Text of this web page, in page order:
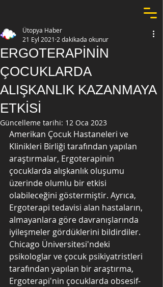
ERGOTERAPİNİN
ÇOCUKLARDA
ALIŞKANLIK KAZANMAYA
ETKİSİ
Ütopya Haber
21 Eyl 2021 2 dakikada okunur
Güncelleme tarihi: 12 Oca 2023
Amerikan Çocuk Hastaneleri ve
Klinikleri Birliği tarafından yapılan
araştırmalar, Ergoterapinin
çocuklarda alışkanlık oluşumu
üzerinde olumlu bir etkisi
olabileceğini göstermiştir. Ayrıca,
Ergoterapi tedavisi alan hastaların,
almayanlara göre davranışlarında
iyileşmeler gördüklerini bildirdiler.
Chicago Üniversitesi'ndeki
psikologlar ve çocuk psikiyatristleri
tarafından yapılan bir araştırma,
Ergoterapi'nin çocuklarda obsesif-